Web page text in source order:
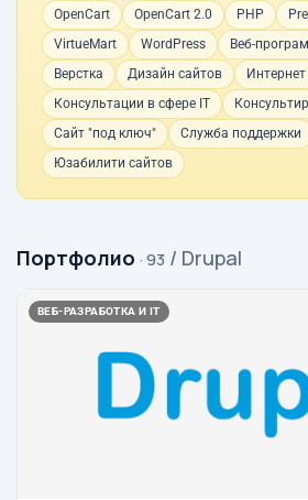
OpenCart
OpenCart 2.0 PHP
VirtueMart
WordPress
Веб-
Верстка
Дизайн сайтов
Консультации в сфере IT
Сайт "под ключ"
Служба поддержки
Юзабилити сайтов
Портфолио · 93 / Drupal
ВЕБ-РАЗРАБОТКА И IT